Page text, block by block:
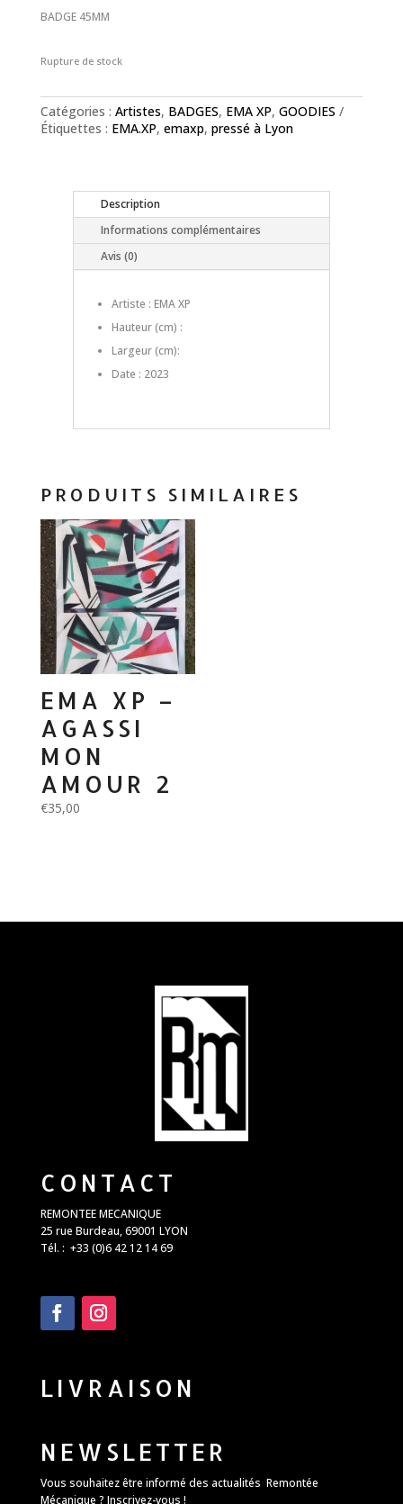
BADGE 45MM
Rupture de stock
Catégories : Artistes, BADGES, EMA XP, GOODIES
Étiquettes : EMA.XP, emaxp, pressé à Lyon
Description
Informations complémentaires
Avis (0)
Artiste : EMA XP
Hauteur (cm) :
Largeur (cm):
Date : 2023
PRODUITS SIMILAIRES
EMA XP –
AGASSI
MON
AMOUR 2
€35,00
CONTACT
REMONTEE MECANIQUE
25 rue Burdeau, 69001 LYON
Tél. : +33 (0)6 42 12 14 69
LIVRAISON
NEWSLETTER
Vous souhaitez être informé des actualités Remontée
Mécanique ? Inscrivez-vous !